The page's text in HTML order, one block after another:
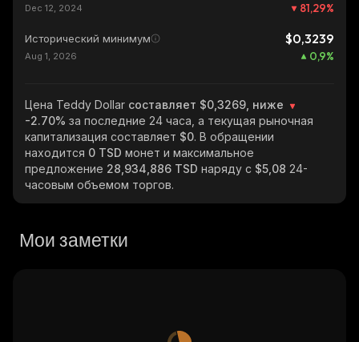
Dec 12, 2024 81,29%
Исторический минимум $0,3239
Aug 1, 2026 0,9%
Цена Teddy Dollar составляет $0,3269, ниже
-2.70% за последние 24 часа, а текущая рыночная
капитализация составляет $0. В обращении
находится 0 TSD монет и максимальное
предложение 28,934,886 TSD наряду с $5,08 24-
часовым объемом торгов.
Мои заметки